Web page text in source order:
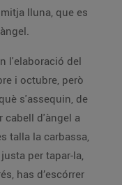
lluna, que es
l'elaboració del
i octubre, però
s'assequin, de
cabell d'àngel a
talla la carbassa,
per tapar-la,
has d’escórrer